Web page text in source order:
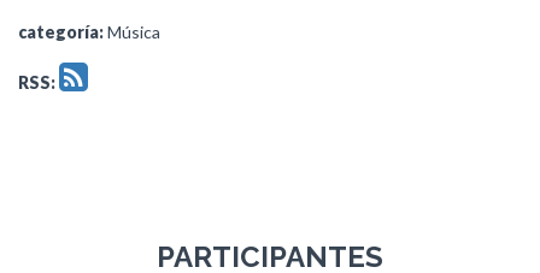
categoría:Música
RSS:
PARTICIPANTES